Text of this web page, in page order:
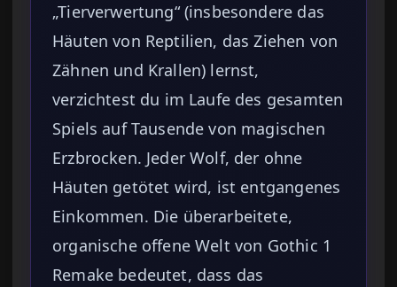
„Tierverwertung“ (insbesondere das
Häuten von Reptilien, das Ziehen von
Zähnen und Krallen) lernst,
verzichtest du im Laufe des gesamten
Spiels auf Tausende von magischen
Erzbrocken. Jeder Wolf, der ohne
Häuten getötet wird, ist entgangenes
Einkommen. Die überarbeitete,
organische offene Welt von Gothic 1
Remake bedeutet, dass das